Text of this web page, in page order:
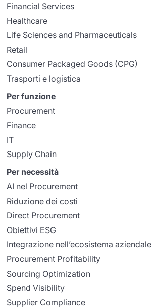
Financial Services
Healthcare
Life Sciences and Pharmaceuticals
Retail
Consumer Packaged Goods (CPG)
Trasporti e logistica
Per funzione
Procurement
Finance
IT
Supply Chain
Per necessità
AI nel Procurement
Riduzione dei costi
Direct Procurement
Obiettivi ESG
Integrazione nell’ecosistema aziendale
Procurement Profitability
Sourcing Optimization
Spend Visibility
Supplier Compliance